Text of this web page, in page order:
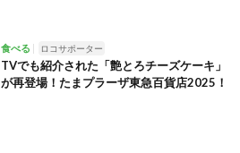
食べる ロコサポーター
TVでも紹介された「艶とろチーズケーキ」
が再登場！たまプラーザ東急百貨店2025！